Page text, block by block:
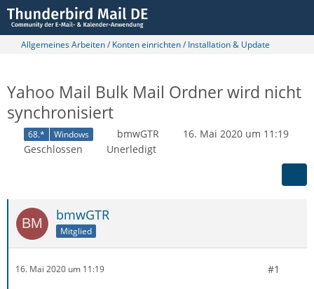
Allgemeines Arbeiten / Konten einrichten / Installation & Update
Yahoo Mail Bulk Mail Ordner wird nicht
synchronisiert
68.* Windows bmwGTR
16. Mai 2020 um 11:19
Geschlossen
Unerledigt
bmwGTR
Mitglied
16. Mai 2020 um 11:19 #1